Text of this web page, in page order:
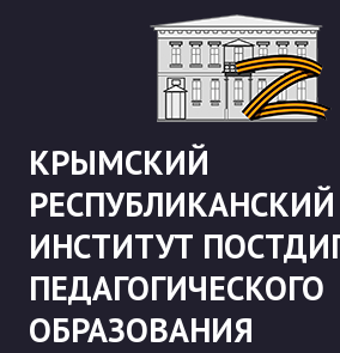
КРЫМСКИЙ
РЕСПУБЛИКАНСКИЙ
ИНСТИТУТ
ПЕДАГОГИЧЕСКОГО
ОБРАЗОВАНИЯ